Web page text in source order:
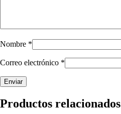
Nombre *
Correo electrónico *
Productos relacionados